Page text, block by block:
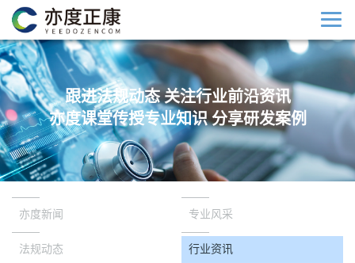
跟进法规动态 关注行业前沿资讯
亦度课堂传授专业知识 分享研发案例
亦度新闻 专业风采
法规动态 行业资讯